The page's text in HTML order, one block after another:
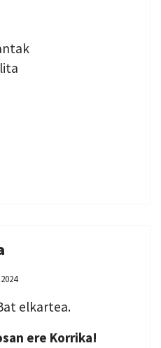
elkartea.
ere Korrika!